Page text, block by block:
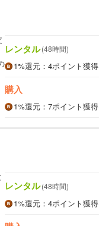
レンタル(48時間)
1%還元 ：4ポイント獲得
購入
1%還元 ：7ポイント獲得
レンタル(48時間)
1%還元 ：4ポイント獲得